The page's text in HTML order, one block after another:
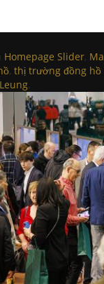
Homepage Slider,
, thị trường đồng hồ
.